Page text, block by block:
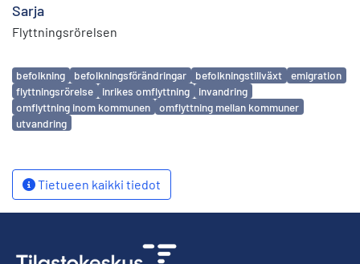
Sarja
Flyttningsrörelsen
Avainsanat
befolkning befolkningsförändringar befolkningstillväxt
emigration
flyttningsrörelse
inrikes omflyttning
invandring
omflyttning inom kommunen
omflyttning mellan kommuner
utvandring
Tietueen kaikki tiedot